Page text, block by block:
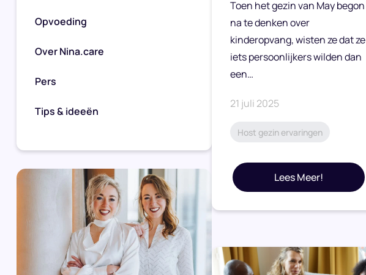
Opvoeding
Over Nina.care
Pers
Tips & ideeën
Toen het gezin van May begon
na te denken over
kinderopvang, wisten ze dat ze
iets persoonlijkers wilden dan
een…
21 juli 2025
Host gezin ervaringen
Lees Meer!